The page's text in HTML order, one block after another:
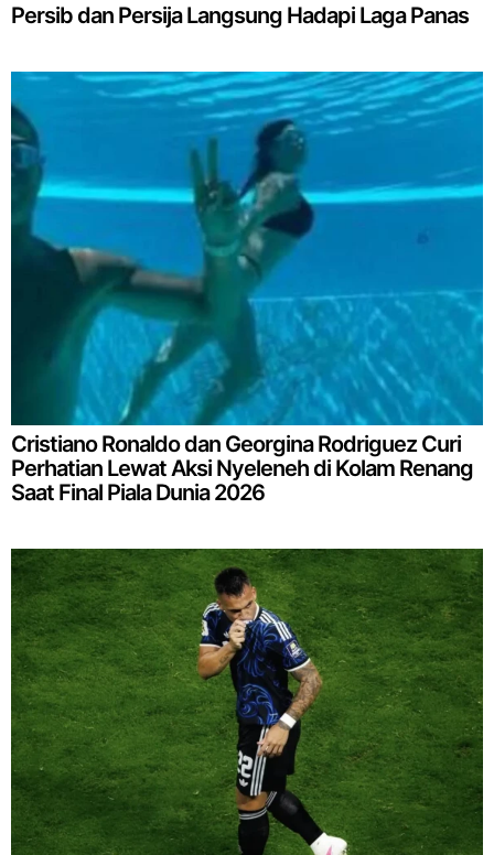
Persib dan Persija Langsung Hadapi Laga Panas
Cristiano Ronaldo dan Georgina Rodriguez Curi
Perhatian Lewat Aksi Nyeleneh di Kolam Renang
Saat Final Piala Dunia 2026